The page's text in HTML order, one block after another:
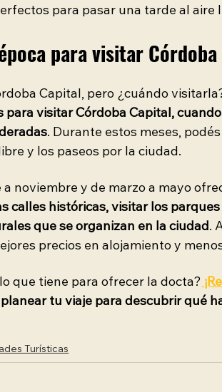
para pasar una tarde al aire
para visitar
Capital, pero ¿cuándo
para visitar Córdoba Capital,
. Durante estos meses,
y los paseos por la ciudad.
noviembre y de marzo a mayo
calles históricas, visitar los
que se organizan en la ciudad.
precios en alojamiento y
que tiene para ofrecer la docta?
tu viaje para descubrir qué
Turísticas